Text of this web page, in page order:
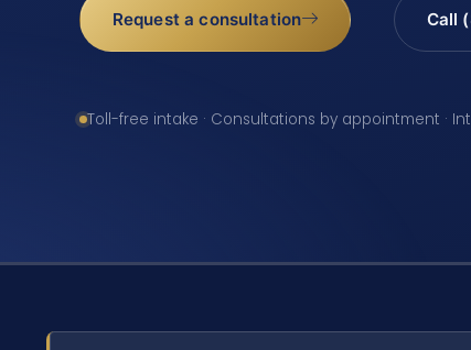
Request a consultation Call
Toll-free intake · Consultations by appointment ·